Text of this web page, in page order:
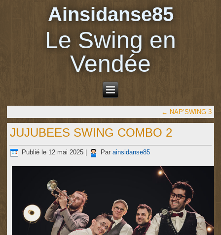
Ainsidanse85
Le Swing en
Vendée
← NAP’SWING 3
JUJUBEES SWING COMBO 2
Publié le 12 mai 2025 Par ainsidanse85